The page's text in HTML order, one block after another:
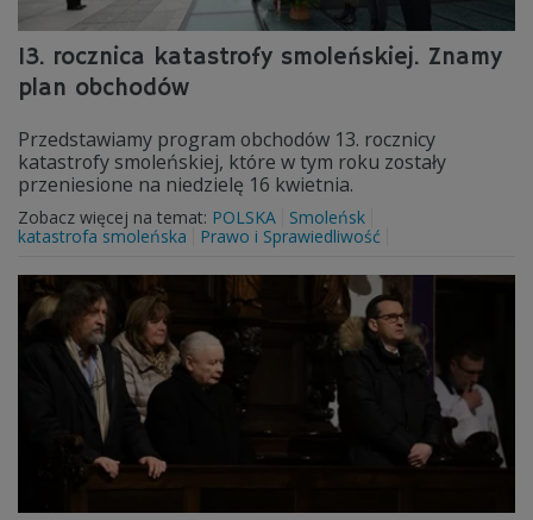
13. rocznica katastrofy smoleńskiej. Znamy
plan obchodów
Przedstawiamy program obchodów 13. rocznicy
katastrofy smoleńskiej, które w tym roku zostały
przeniesione na niedzielę 16 kwietnia.
Zobacz więcej na temat: POLSKA
Smoleńsk
katastrofa smoleńska
Prawo i Sprawiedliwość